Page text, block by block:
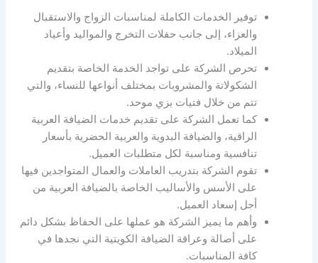
توفير الخدمات الكاملة لمناسبات الزواج والاستقبال
والعزاء، إلى جانب حفلات التخرج والمواليد وأعياد
الميلاد.
تحرص الشركة على تواجد الخدمة الخاصة بتقديم
الشكولاتة والمشروبات بمختلف أنواعها للنساء، والتي
تتم من خلال فتيات بزي موحد.
كما تعمل الشركة على تقديم خدمات الضيافة العربية
الراقية، والضيافة البدوية والعربية الحضرية بأسعار
تنافسية ومناسبة لكل متطلبات العميل.
تقوم الشركة بتدريب العاملات والعمال المتواجدين فيها
على الأسس والأساليب الخاصة بالضيافة العربية من
أجل إسعاد العميل.
وأهم ما يميز الشركة هو عملها على الحفاظ بشكل دائم
على أصالة وعراقة الضيافة الكويتية التي نجدها في
كافة المناسبات.